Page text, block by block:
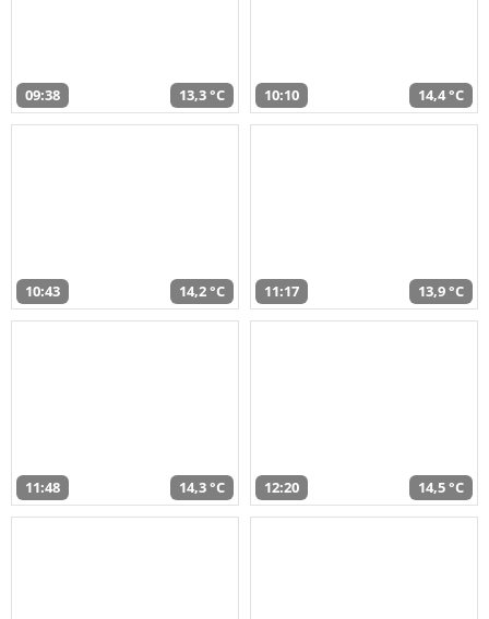
09:38 13,3 °C 10:10 14,4 °C
10:43 14,2 °C 11:17 13,9 °C
11:48 14,3 °C 12:20 14,5 °C